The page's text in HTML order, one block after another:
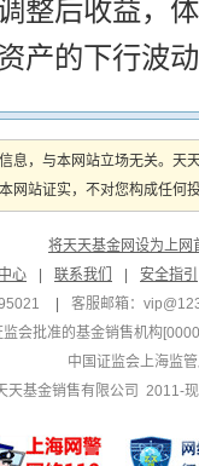
整后收益，
产的下行波
息，与本网站立场无关。
网站证实，不对您构成任
将天天基金网设为上网
心 联系我们
安全指引
客服邮箱：
会批准的基金销售机构
中国证监会上海监
天基金销售有限公司 2011-